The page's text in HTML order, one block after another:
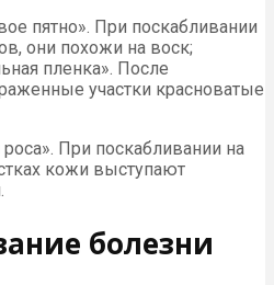
пятно». При поскабливании
они похожи на воск;
пленка». После
участки красноватые
При поскабливании на
кожи выступают
болезни